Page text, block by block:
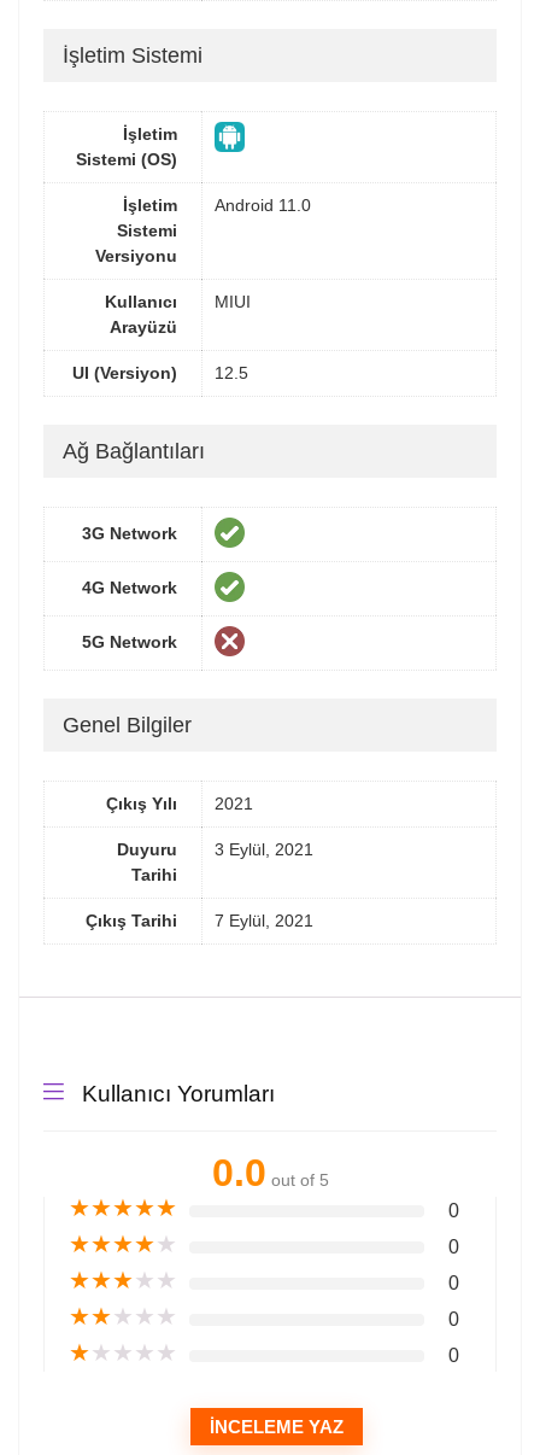
İşletim Sistemi
İşletim
Sistemi (OS)
İşletim
Sistemi
Versiyonu
Android 11.0
Kullanıcı
Arayüzü
MIUI
UI (Versiyon) 12.5
Ağ Bağlantıları
3G Network
4G Network
5G Network
Genel Bilgiler
Çıkış Yılı 2021
Duyuru
Tarihi
3 Eylül, 2021
Çıkış Tarihi 7 Eylül, 2021
Kullanıcı Yorumları
0.0 out of 5
★★★★★ 0
★★★★★ 0
★★★★★ 0
★★★★★ 0
★★★★★ 0
İNCELEME YAZ